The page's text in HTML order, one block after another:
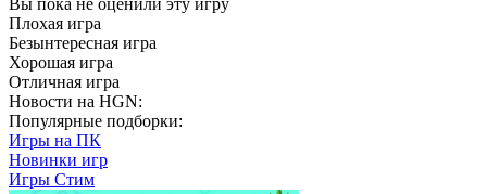
Вы пока не оценили эту игру
Плохая игра
Безынтересная игра
Хорошая игра
Отличная игра
Новости на HGN:
Популярные подборки:
Игры на ПК
Новинки игр
Игры Стим